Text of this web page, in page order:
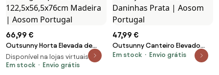
66,99 €
Outsunny Horta Elevada de
Madeira com Tecido não
Tecido e 4 Orifícios de
Disponível na lojas virtuais 2
Em stock
Envio grátis
47,99 €
Outsunny Canteiro Elevado
Quadrado em Aço Galvanizado
Em stock Envio grátis